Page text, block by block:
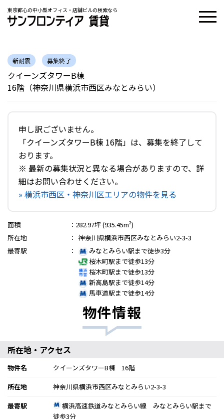
東京都心の中小型オフィス・店舗ビルの検索なら
新耐震 募集終了
クイーンズタワーB棟
16階（神奈川県横浜市西区みなとみらい）
申し訳ございません。
「クイーンズタワーB棟 16階」は、募集を終了して
おります。
※ 最新の募集状況と異なる場合がありますので、詳
細はお問い合わせください。
» 横浜市西区・神奈川区エリアの物件を見る
面積 ： 282.97坪 (935.45m²)
所在地
： 神奈川県横浜市西区みなとみらい2-3-3
最寄駅
：
みなとみらい駅まで徒歩3分
桜木町駅まで徒歩13分
桜木町駅まで徒歩13分
新高島駅まで徒歩14分
馬車道駅まで徒歩14分
物件情報
所在地・アクセス
物件名
クイーンズタワーB棟 16階
所在地
神奈川県横浜市西区みなとみらい2-3-3
最寄駅
横浜高速鉄道みなとみらい線 みなとみらい駅まで
徒歩3分